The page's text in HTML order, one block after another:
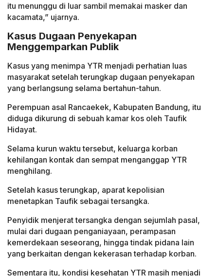
itu menunggu di luar sambil memakai masker dan
kacamata,” ujarnya.
Kasus Dugaan Penyekapan
Menggemparkan Publik
Kasus yang menimpa YTR menjadi perhatian luas
masyarakat setelah terungkap dugaan penyekapan
yang berlangsung selama bertahun-tahun.
Perempuan asal Rancaekek, Kabupaten Bandung, itu
diduga dikurung di sebuah kamar kos oleh Taufik
Hidayat.
Selama kurun waktu tersebut, keluarga korban
kehilangan kontak dan sempat menganggap YTR
menghilang.
Setelah kasus terungkap, aparat kepolisian
menetapkan Taufik sebagai tersangka.
Penyidik menjerat tersangka dengan sejumlah pasal,
mulai dari dugaan penganiayaan, perampasan
kemerdekaan seseorang, hingga tindak pidana lain
yang berkaitan dengan kekerasan terhadap korban.
Sementara itu, kondisi kesehatan YTR masih menjadi